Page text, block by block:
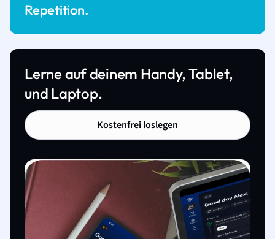
Repetition.
Lerne auf deinem Handy, Tablet,
und Laptop.
Kostenfrei loslegen